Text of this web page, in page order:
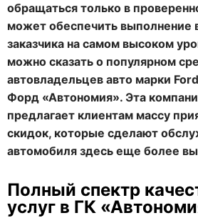
обращаться только в
может обеспечить выполнение
заказчика на самом высоком
можно сказать о популярном
автовладельцев авто марки
Форд «Автономия». Эта
предлагает клиентам массу
скидок, которые сделают
автомобиля здесь еще более
Полный спектр
услуг в ГК